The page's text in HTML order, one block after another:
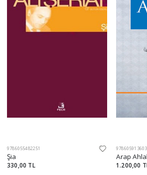
9786055482251
Şia
330,00 TL
Arap
1.200,00